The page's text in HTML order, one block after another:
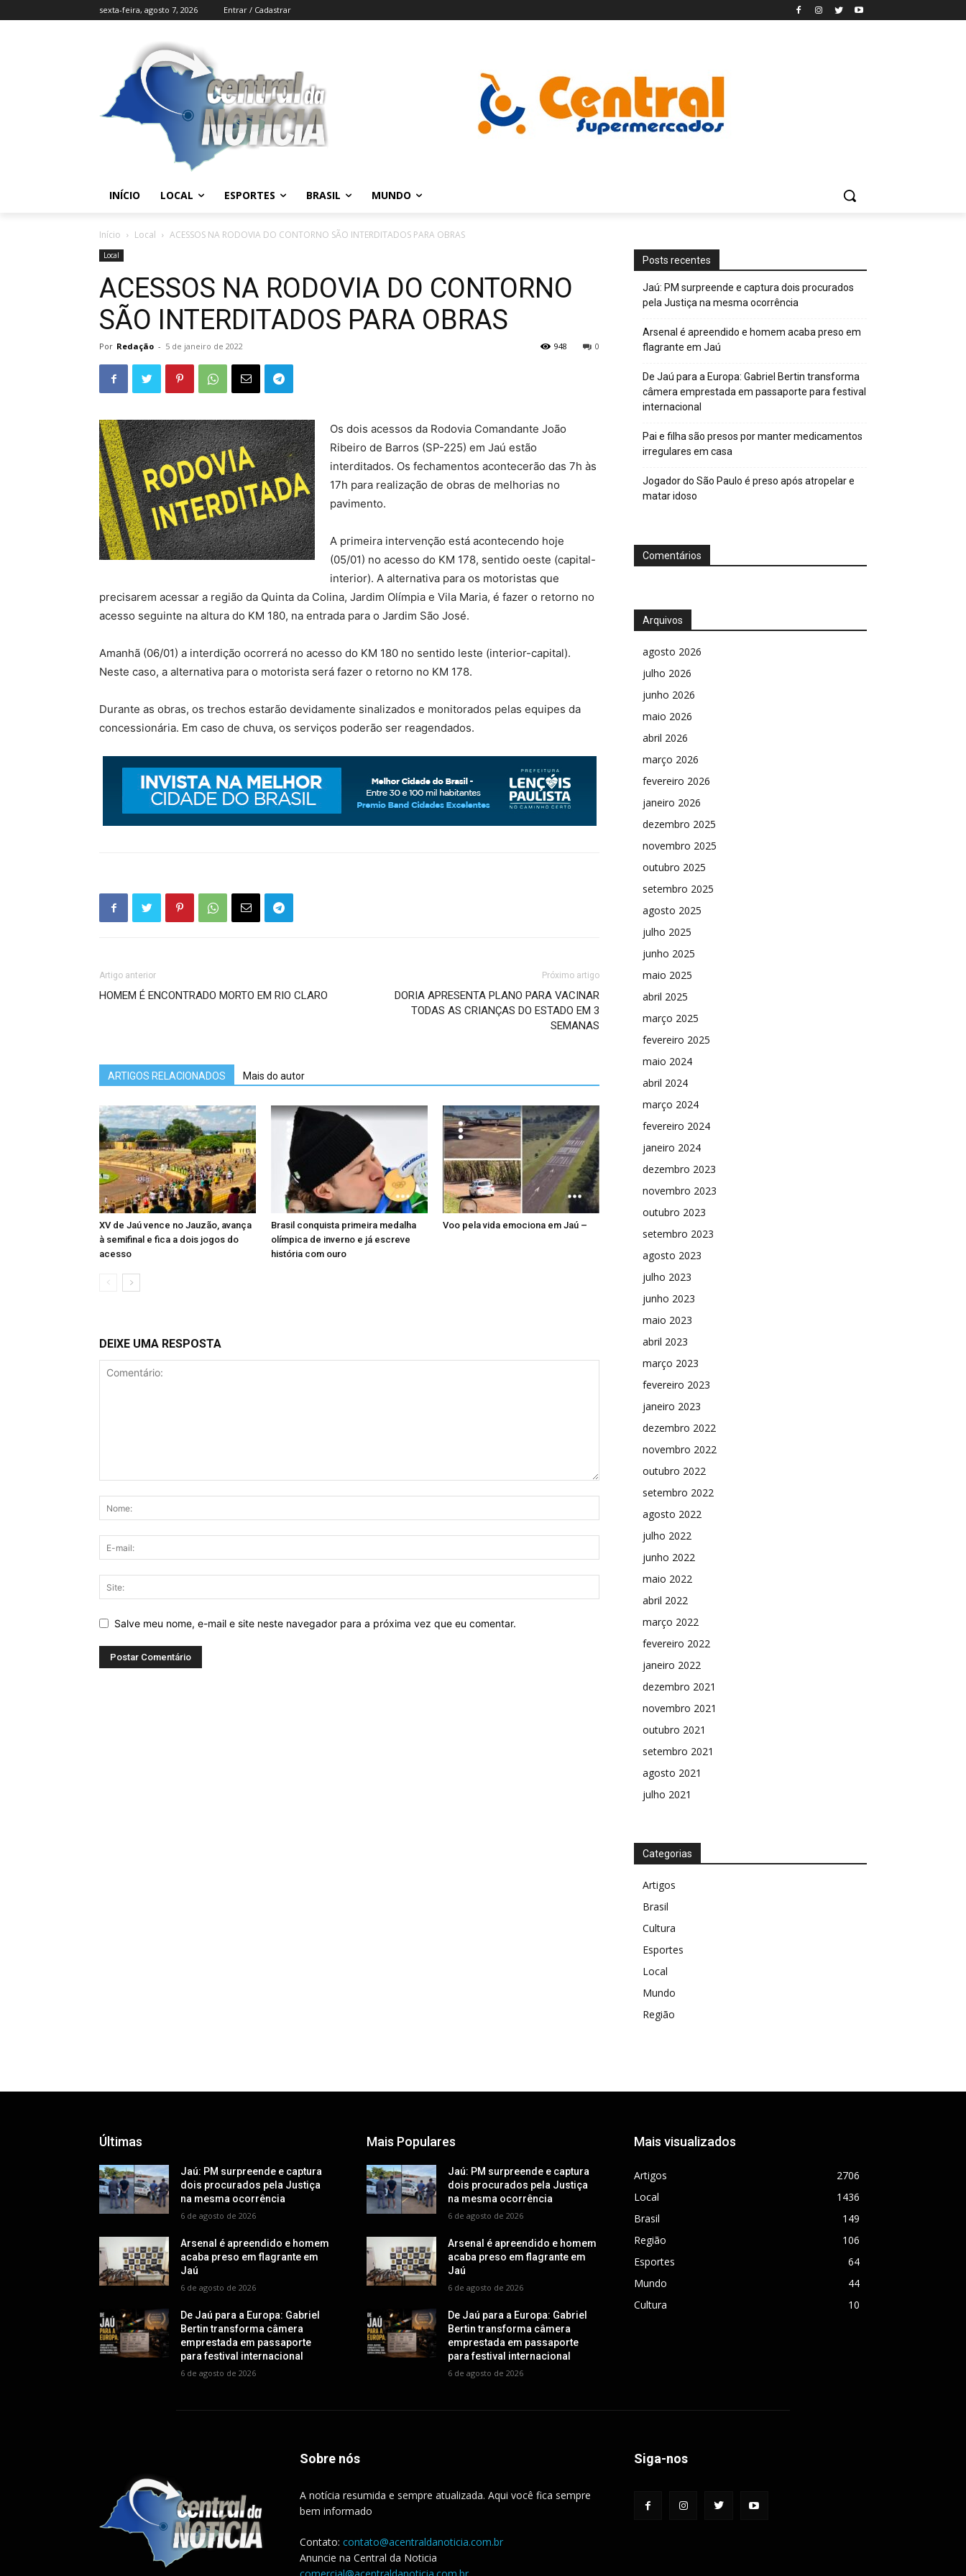
sexta-feira, agosto 7, 2026 Entrar / Cadastrar
INÍCIO LOCAL ESPORTES BRASIL MUNDO
Início Local ACESSOS NA RODOVIA DO CONTORNO SÃO INTERDITADOS PARA OBRAS
Local
ACESSOS NA RODOVIA DO CONTORNO
SÃO INTERDITADOS PARA OBRAS
Por Redação - 5 de janeiro de 2022 0
948
Os dois acessos da Rodovia Comandante João
Ribeiro de Barros (SP-225) em Jaú estão
interditados. Os fechamentos acontecerão das 7h às
17h para realização de obras de melhorias no
pavimento.
A primeira intervenção está acontecendo hoje
(05/01) no acesso do KM 178, sentido oeste (capital-
interior). A alternativa para os motoristas que
precisarem acessar a região da Quinta da Colina, Jardim Olímpia e Vila Maria, é fazer o retorno no
acesso seguinte na altura do KM 180, na entrada para o Jardim São José.
Amanhã (06/01) a interdição ocorrerá no acesso do KM 180 no sentido leste (interior-capital).
Neste caso, a alternativa para o motorista será fazer o retorno no KM 178.
Durante as obras, os trechos estarão devidamente sinalizados e monitorados pelas equipes da
concessionária. Em caso de chuva, os serviços poderão ser reagendados.
Artigo anterior
HOMEM É ENCONTRADO MORTO EM RIO CLARO
Próximo artigo
DORIA APRESENTA PLANO PARA VACINAR
TODAS AS CRIANÇAS DO ESTADO EM 3
SEMANAS
ARTIGOS RELACIONADOS Mais do autor
XV de Jaú vence no Jauzão, avança
à semifinal e fica a dois jogos do
acesso
Brasil conquista primeira medalha
olímpica de inverno e já escreve
história com ouro
Voo pela vida emociona em Jaú –
DEIXE UMA RESPOSTA
Salve meu nome, e-mail e site neste navegador para a próxima vez que eu comentar.
Posts recentes
Jaú: PM surpreende e captura dois procurados
pela Justiça na mesma ocorrência
Arsenal é apreendido e homem acaba preso em
flagrante em Jaú
De Jaú para a Europa: Gabriel Bertin transforma
câmera emprestada em passaporte para festival
internacional
Pai e filha são presos por manter medicamentos
irregulares em casa
Jogador do São Paulo é preso após atropelar e
matar idoso
Comentários
Arquivos
agosto 2026
julho 2026
junho 2026
maio 2026
abril 2026
março 2026
fevereiro 2026
janeiro 2026
dezembro 2025
novembro 2025
outubro 2025
setembro 2025
agosto 2025
julho 2025
junho 2025
maio 2025
abril 2025
março 2025
fevereiro 2025
maio 2024
abril 2024
março 2024
fevereiro 2024
janeiro 2024
dezembro 2023
novembro 2023
outubro 2023
setembro 2023
agosto 2023
julho 2023
junho 2023
maio 2023
abril 2023
março 2023
fevereiro 2023
janeiro 2023
dezembro 2022
novembro 2022
outubro 2022
setembro 2022
agosto 2022
julho 2022
junho 2022
maio 2022
abril 2022
março 2022
fevereiro 2022
janeiro 2022
dezembro 2021
novembro 2021
outubro 2021
setembro 2021
agosto 2021
julho 2021
Categorias
Artigos
Brasil
Cultura
Esportes
Local
Mundo
Região
Últimas
Jaú: PM surpreende e captura
dois procurados pela Justiça
na mesma ocorrência
6 de agosto de 2026
Arsenal é apreendido e homem
acaba preso em flagrante em
Jaú
6 de agosto de 2026
De Jaú para a Europa: Gabriel
Bertin transforma câmera
emprestada em passaporte
para festival internacional
6 de agosto de 2026
Mais Populares
Jaú: PM surpreende e captura
dois procurados pela Justiça
na mesma ocorrência
6 de agosto de 2026
Arsenal é apreendido e homem
acaba preso em flagrante em
Jaú
6 de agosto de 2026
De Jaú para a Europa: Gabriel
Bertin transforma câmera
emprestada em passaporte
para festival internacional
6 de agosto de 2026
Mais visualizados
Artigos
2706
Local
1436
Brasil
149
Região
106
Esportes
64
Mundo
44
Cultura
10
Sobre nós
A notícia resumida e sempre atualizada. Aqui você fica sempre
bem informado
Contato: contato@acentraldanoticia.com.br
Anuncie na Central da Noticia
Siga-nos